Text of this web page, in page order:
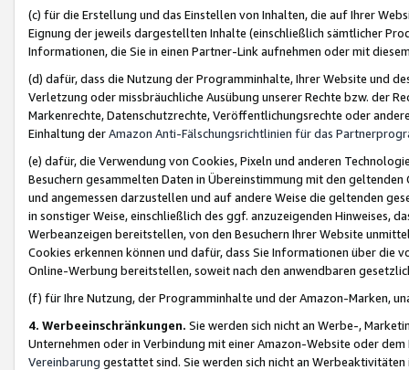
(c) für die Erstellung und das Einstellen von Inhalten, die auf Ihrer
Eignung der jeweils dargestellten Inhalte (einschließlich sämtlicher
Informationen, die Sie in einen Partner-Link aufnehmen oder mit
(d) dafür, dass die Nutzung der Programminhalte, Ihrer Website und
Verletzung oder missbräuchliche Ausübung unserer Rechte bzw. der
Markenrechte, Datenschutzrechte, Veröffentlichungsrechte oder
Einhaltung derAmazon Anti-Fälschungsrichtlinien für das
(e) dafür, die Verwendung von Cookies, Pixeln und anderen
Besuchern gesammelten Daten in Übereinstimmung mit den
und angemessen darzustellen und auf andere Weise die geltenden
in sonstiger Weise, einschließlich des ggf. anzuzeigenden Hinweises,
Werbeanzeigen bereitstellen, von den Besuchern Ihrer Website
Cookies erkennen können und dafür, dass Sie Informationen über die
Online-Werbung bereitstellen, soweit nach den anwendbaren
(f) für Ihre Nutzung, der Programminhalte und der Amazon-Marken,
4. Werbeeinschränkungen. Sie werden sich nicht an Werbe-,
Unternehmen oder in Verbindung mit einer Amazon-Website oder
Vereinbarung gestattet sind. Sie werden sich nicht an